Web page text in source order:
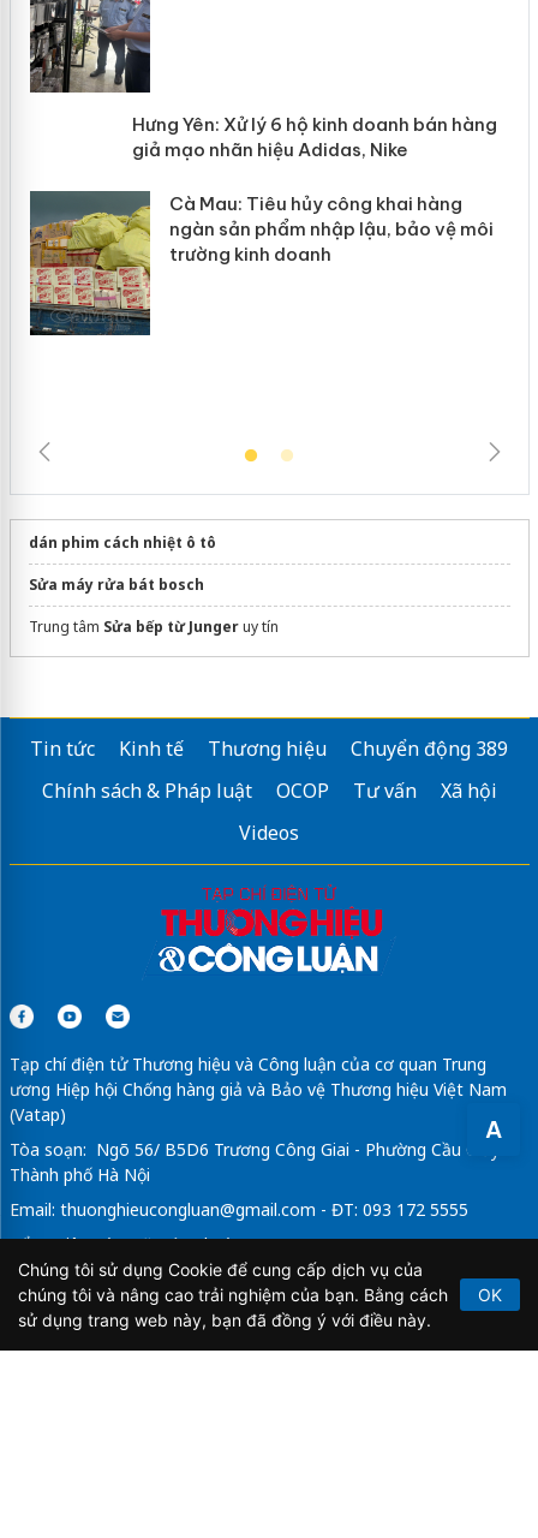
A
Hưng Yên: Xử lý 6 hộ kinh doanh bán
hàng giả mạo nhãn hiệu Adidas, Nike
dán phim cách nhiệt ô tô
Sửa máy rửa bát bosch
Trung tâm Sửa bếp từ Jungeruy tín
Tin tức Kinh tế Thương hiệu
Chuyển động 389
Chính sách & Pháp luật
OCOP Tư vấn
Xã hội
Videos
Tạp chí điện tử Thương hiệu và Công luận của cơ quan Trung
ương Hiệp hội Chống hàng giả và Bảo vệ Thương hiệu Việt Nam
(Vatap)
Tòa soạn: Ngõ 56/ B5D6 Trương Công Giai - Phường Cầu Giấy -
Thành phố Hà Nội
Email: thuonghieucongluan@gmail.com - ĐT: 093 172 5555
Tổng Biên Tập: Vũ Đức Thuận
Giấy phép hoạt động báo chí điện tử số 64/GP-BTTTT do Bộ
Thông tin và Truyền thông cấp ngày 21/2/2020.
Chúng tôi sử dụng Cookie để cung cấp dịch vụ của
chúng tôi và nâng cao trải nghiệm của bạn. Bằng cách
sử dụng trang web này, bạn đã đồng ý với điều này.
OK